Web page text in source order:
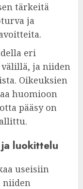
tärkeitä
ja
eri
ja niiden
Oikeuksien
huomioon
pääsy on
luokittelu
useisiin
niiden